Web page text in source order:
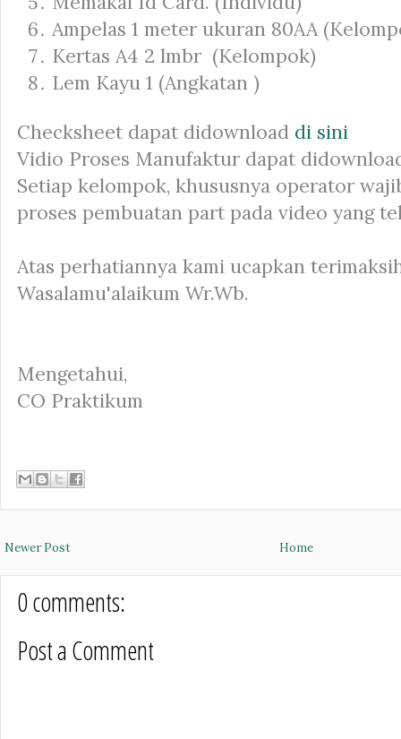
Ampelas 1 meter ukuran 80AA
Kertas A4 2 lmbr (Kelompok)
Lem Kayu 1 (Angkatan )
Checksheet dapat didownload di sini
Vidio Proses Manufaktur dapat
Setiap kelompok, khususnya operator
proses pembuatan part pada video yang
Atas perhatiannya kami ucapkan
Wasalamu'alaikum Wr.Wb.
Mengetahui,
CO Praktikum
Newer Post Home
0 comments:
Post a Comment